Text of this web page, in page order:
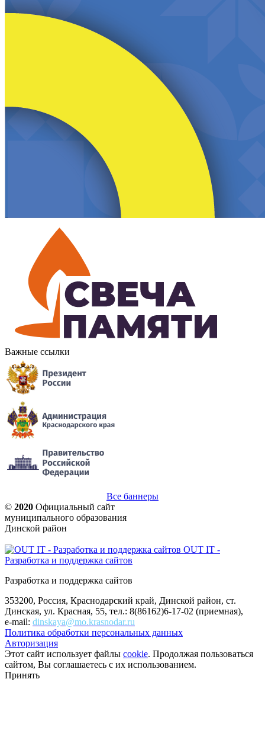
Важные ссылки
Все баннеры
© 2020 Официальный сайт
муниципального образования
Динской район
OUT IT -
Разработка и поддержка сайтов
Разработка и поддержка сайтов
353200, Россия, Краснодарский край, Динской район, ст.
Динская, ул. Красная, 55, тел.: 8(86162)6-17-02 (приемная),
e-mail: dinskaya@mo.krasnodar.ru
Политика обработки персональных данных
Авторизация
Этот сайт использует файлы cookie. Продолжая пользоваться
сайтом, Вы соглашаетесь с их использованием.
Принять